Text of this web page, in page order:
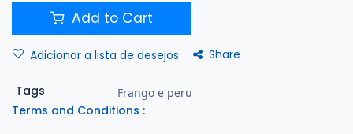
Add to Cart
Adicionar a lista de desejos Share
Tags Frango e peru
Terms and Conditions :